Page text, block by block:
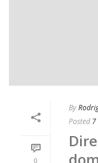
0
By
Posted